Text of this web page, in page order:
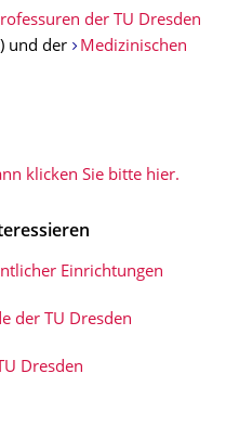
der TU Dresden
und der
Medizinischen
klicken Sie bitte hier.
Einrichtungen
der TU Dresden
Dresden